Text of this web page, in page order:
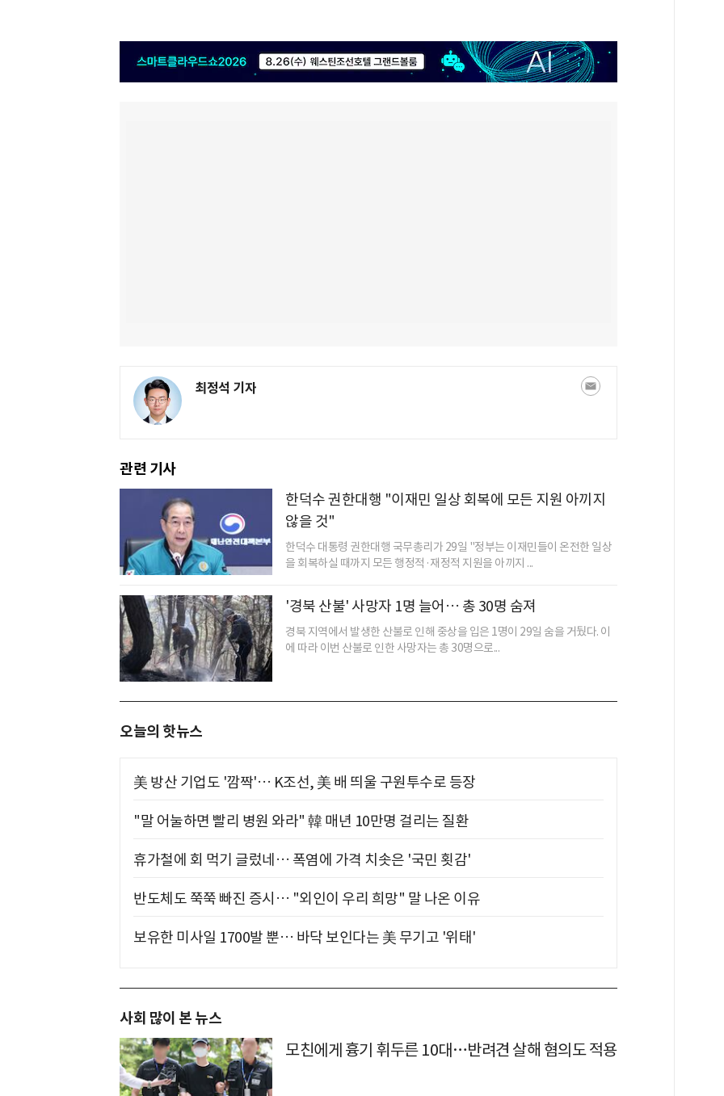
최정석 기자
관련 기사
한덕수 권한대행 "이재민 일상 회복에 모든 지원 아끼지
않을 것"
한덕수 대통령 권한대행 국무총리가 29일 "정부는 이재민들이 온전한 일상
을 회복하실 때까지 모든 행정적·재정적 지원을 아끼지 ...
'경북 산불' 사망자 1명 늘어… 총 30명 숨져
경북 지역에서 발생한 산불로 인해 중상을 입은 1명이 29일 숨을 거뒀다. 이
에 따라 이번 산불로 인한 사망자는 총 30명으로...
오늘의 핫뉴스
美 방산 기업도 '깜짝'… K조선, 美 배 띄울 구원투수로 등장
"말 어눌하면 빨리 병원 와라" 韓 매년 10만명 걸리는 질환
휴가철에 회 먹기 글렀네… 폭염에 가격 치솟은 '국민 횟감'
반도체도 쭉쭉 빠진 증시… "외인이 우리 희망" 말 나온 이유
보유한 미사일 1700발 뿐… 바닥 보인다는 美 무기고 '위태'
사회 많이 본 뉴스
모친에게 흉기 휘두른 10대…반려견 살해 혐의도 적용